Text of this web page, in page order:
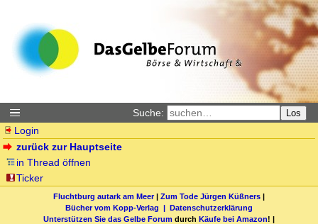
Suche: Los
Login
zurück zur Hauptseite
in Thread öffnen
Ticker
Fluchtburg autark am Meer| Zum Tode Jürgen Küßners |
Bücher vom Kopp-Verlag | Datenschutzerklärung
Unterstützen Sie das Gelbe Forum durch Käufe bei Amazon! |